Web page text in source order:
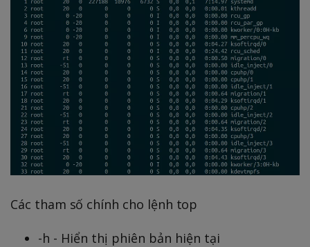
Các tham số chính cho lệnh top
-h - Hiển thị phiên bản hiện tại